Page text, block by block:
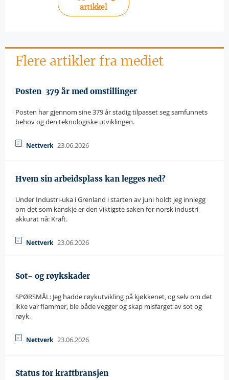
artikkel
Flere artikler fra mediet
Posten  379 år med omstillinger
Posten har gjennom sine 379 år stadig tilpasset seg samfunnets
behov og den teknologiske utviklingen.
Nettverk 23.06.2026
Hvem sin arbeidsplass kan legges ned?
Under Industri-uka i Grenland i starten av juni holdt jeg innlegg
om det som kanskje er den viktigste saken for norsk industri
akkurat nå: Kraft.
Nettverk 23.06.2026
Sot- og røykskader
SPØRSMÅL: Jeg hadde røykutvikling på kjøkkenet, og selv om det
ikke var flammer, ble både vegger og skap misfarget av sot og
røyk.
Nettverk 23.06.2026
Status for kraftbransjen